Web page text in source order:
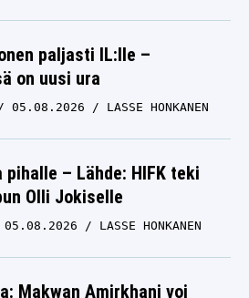
paljasti IL:lle –
on uusi ura
05.08.2026 LASSE HONKANEN
pihalle – Lähde: HIFK teki
Olli Jokiselle
05.08.2026 LASSE HONKANEN
Makwan Amirkhani voi